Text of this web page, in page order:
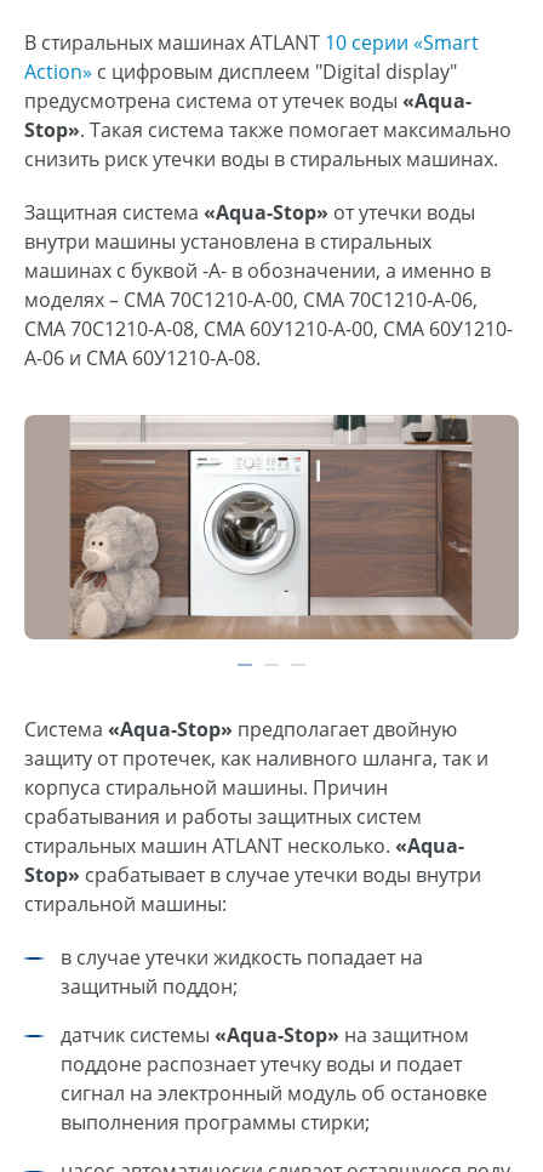
В стиральных машинах ATLANT 10 серии «Smart
Action» с цифровым дисплеем "Digital display"
предусмотрена система от утечек воды «Аqua-
Stop». Такая система также помогает максимально
снизить риск утечки воды в стиральных машинах.
Защитная система «Аqua-Stop» от утечки воды
внутри машины установлена в стиральных
машинах с буквой -А- в обозначении, а именно в
моделях – СМА 70С1210-А-00, СМА 70С1210-А-06,
СМА 70С1210-А-08, СМА 60У1210-А-00, СМА 60У1210-
А-06 и СМА 60У1210-А-08.
Система «Аqua-Stop» предполагает двойную
защиту от протечек, как наливного шланга, так и
корпуса стиральной машины. Причин
срабатывания и работы защитных систем
стиральных машин ATLANT несколько. «Аqua-
Stop» срабатывает в случае утечки воды внутри
стиральной машины:
в случае утечки жидкость попадает на
защитный поддон;
датчик системы «Аqua-Stop» на защитном
поддоне распознает утечку воды и подает
сигнал на электронный модуль об остановке
выполнения программы стирки;